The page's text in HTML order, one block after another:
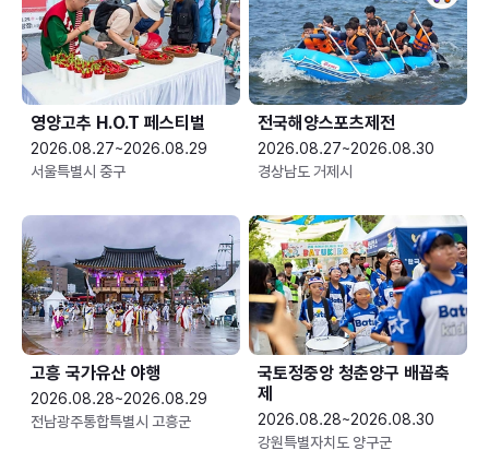
영양고추 H.O.T 페스티벌
2026.08.27~2026.08.29
서울특별시 중구
전국해양스포츠제전
2026.08.27~2026.08.30
경상남도 거제시
고흥 국가유산 야행
2026.08.28~2026.08.29
전남광주통합특별시 고흥군
국토정중앙 청춘양구 배꼽축
제
2026.08.28~2026.08.30
강원특별자치도 양구군